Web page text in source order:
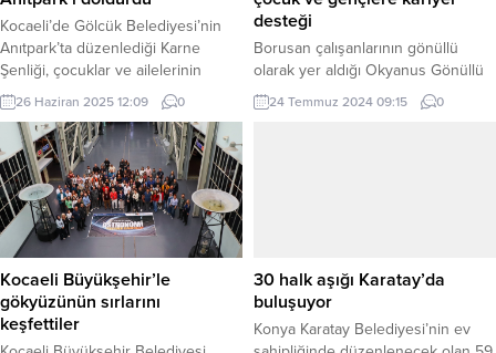
Kocaeli’de Gölcük Belediyesi’nin
Anıtpark’ta düzenlediği Karne
Şenliği, çocuklar ve ailelerinin
yoğun katılımıyla gerçekleşti.
KOCAELİ (İGFA) – Gölcük
Belediyesi tarafından yaz tatiline
giren çocuklar için düzenlenen
Karne Şenliği, Anıtpark’ta renkli
görüntülere sahne oldu. 2024-
2025 eğitim-öğretim yılını
tamamlayarak tatile giren çocuklara
özel hazırlanan eğlence dolu
etkinlik, yoğun katılımla gerçekleşti.
Şenlikte çocuklar; maskotlar,...
26 Haziran 2025 12:09 0
desteği
Borusan çalışanlarının gönüllü
olarak yer aldığı Okyanus Gönüllü
Borusanlılar Platformu, Hatay’da
bulunan Sinemasal Akademi
pek çok program ve etkinlik
gerçekleştirdi. Grubun gönüllülük
platformu Okyanus...
24 Temmuz 2024 09:15 0
Kocaeli Büyükşehir’le
gökyüzünün sırlarını
keşfettiler
30 halk aşığı Karatay’da
buluşuyor
Konya Karatay Belediyesi’nin ev